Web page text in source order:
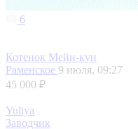
6
Котенок Мейн-кун
Раменское 9 июля, 09:27
45 000 ₽
Yuliya
Заводчик